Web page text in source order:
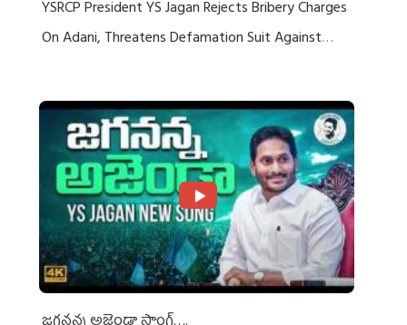
YSRCP President YS Jagan Rejects Bribery Charges
On Adani, Threatens Defamation Suit Against